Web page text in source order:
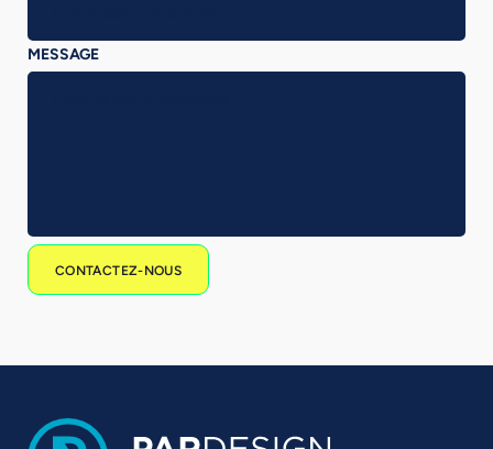
MESSAGE
CONTACTEZ-NOUS